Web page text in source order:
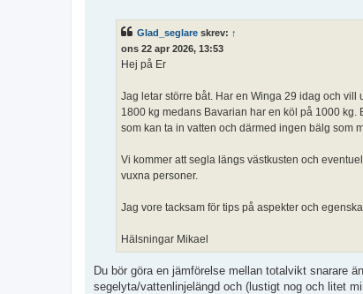
Glad_seglare skrev: ↑
ons 22 apr 2026, 13:53
Hej på Er
Jag letar större båt. Har en Winga 29 idag och
1800 kg medans Bavarian har en köl på 1000
som kan ta in vatten och därmed ingen bälg som
Vi kommer att segla längs västkusten och
vuxna personer.
Jag vore tacksam för tips på aspekter och
Hälsningar Mikael
Du bör göra en jämförelse mellan totalvikt snarare
segelyta/vattenlinjelängd och (lustigt nog och litet